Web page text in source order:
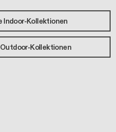
Indoor-Kollektionen
Kollektionen